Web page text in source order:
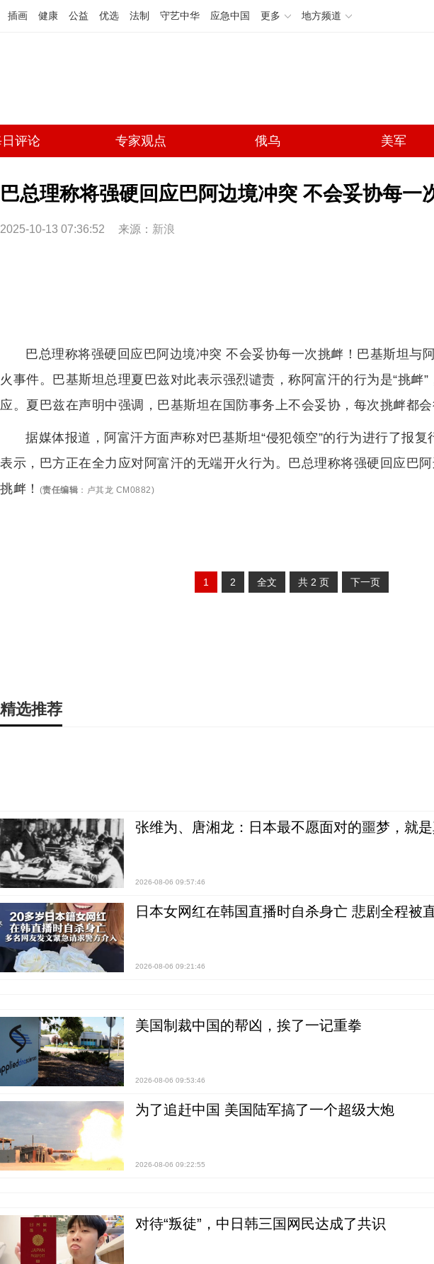
插画 健康 公益 优选 法制 守艺中华 应急中国 更多 地方频道
评论 专家观点 俄乌 美军
巴总理称将强硬回应巴阿边境冲突 不会妥协每一
2025-10-13 07:36:52 来源： 新浪
巴总理称将强硬回应巴阿边境冲突 不会妥协每一次挑衅！巴基斯坦与
火事件。巴基斯坦总理夏巴兹对此表示强烈谴责，称阿富汗的行为是“挑衅”
应。夏巴兹在声明中强调，巴基斯坦在国防事务上不会妥协，每次挑衅都会
据媒体报道，阿富汗方面声称对巴基斯坦“侵犯领空”的行为进行了报复
表示，巴方正在全力应对阿富汗的无端开火行为。巴总理称将强硬回应巴
挑衅！
(责任编辑 ： 卢其龙 CM0882)
1 2 全文 共 2 页 下一页
精选推荐
张维为、唐湘龙：日本最不愿面对的噩梦，就
2026-08-06 09:57:46
日本女网红在韩国直播时自杀身亡 悲剧全程被
2026-08-06 09:21:46
美国制裁中国的帮凶，挨了一记重拳
2026-08-06 09:53:46
为了追赶中国 美国陆军搞了一个超级大炮
2026-08-06 09:22:55
对待“叛徒”，中日韩三国网民达成了共识